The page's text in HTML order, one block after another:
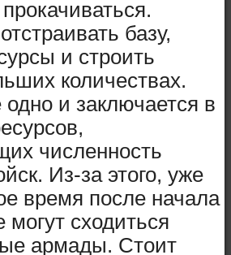
базу,
и строить
количествах.
и заключается в
численность
Из-за этого, уже
время после начала
могут сходиться
армады. Стоит